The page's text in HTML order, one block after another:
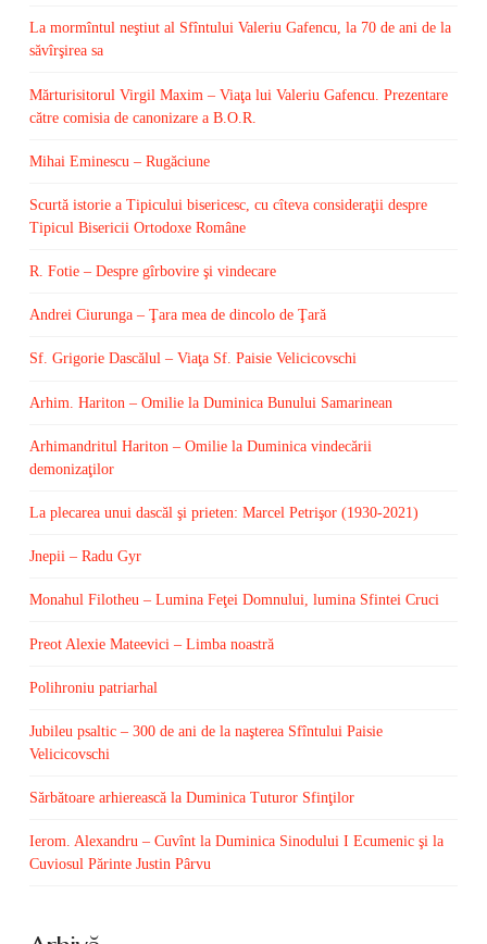
La mormîntul neştiut al Sfîntului Valeriu Gafencu, la 70 de ani de la
săvîrşirea sa
Mărturisitorul Virgil Maxim – Viaţa lui Valeriu Gafencu. Prezentare
către comisia de canonizare a B.O.R.
Mihai Eminescu – Rugăciune
Scurtă istorie a Tipicului bisericesc, cu cîteva consideraţii despre
Tipicul Bisericii Ortodoxe Române
R. Fotie – Despre gîrbovire şi vindecare
Andrei Ciurunga – Ţara mea de dincolo de Ţară
Sf. Grigorie Dascălul – Viaţa Sf. Paisie Velicicovschi
Arhim. Hariton – Omilie la Duminica Bunului Samarinean
Arhimandritul Hariton – Omilie la Duminica vindecării
demonizaţilor
La plecarea unui dascăl şi prieten: Marcel Petrişor (1930-2021)
Jnepii – Radu Gyr
Monahul Filotheu – Lumina Feţei Domnului, lumina Sfintei Cruci
Preot Alexie Mateevici – Limba noastră
Polihroniu patriarhal
Jubileu psaltic – 300 de ani de la naşterea Sfîntului Paisie
Velicicovschi
Sărbătoare arhierească la Duminica Tuturor Sfinţilor
Ierom. Alexandru – Cuvînt la Duminica Sinodului I Ecumenic şi la
Cuviosul Părinte Justin Pârvu